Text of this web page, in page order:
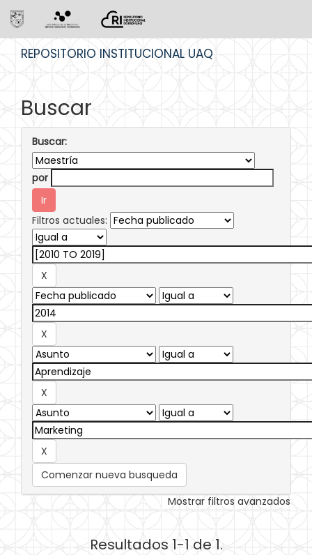
REPOSITORIO INSTITUCIONAL UAQ
Buscar
Buscar:
por
Filtros actuales:
Comenzar nueva busqueda
Mostrar filtros avanzados
Resultados 1-1 de 1.